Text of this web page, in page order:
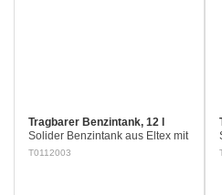
Tragbarer Benzintank, 12 l
Solider Benzintank aus Eltex mit
Sicherheitsverschluss. Wird
T0112003